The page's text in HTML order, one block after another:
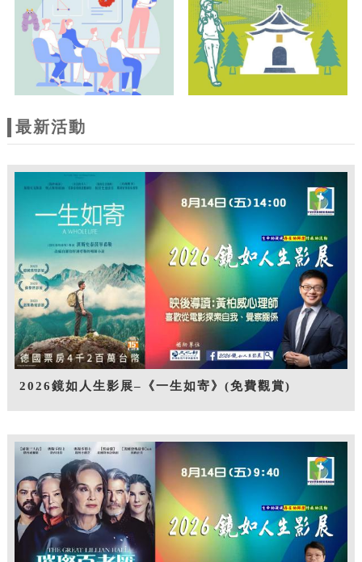
最新活動
2026鏡如人生影展–《一生如寄》(免費觀賞)